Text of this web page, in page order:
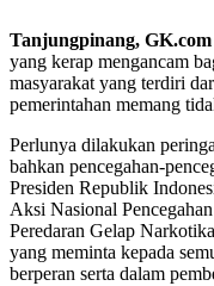
Tanjungpinang, GK.com
yang kerap mengancam
masyarakat yang terdiri
pemerintahan memang
Perlunya dilakukan
bahkan pencegahan-
Presiden Republik
Aksi Nasional
Peredaran Gelap
yang meminta kepada
berperan serta dalam